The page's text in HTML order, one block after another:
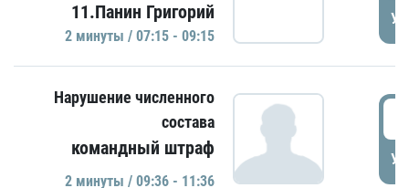
11.Панин Григорий
2 минуты / 07:15 - 09:15
Нарушение численного
состава
командный штраф
2 минуты / 09:36 - 11:36